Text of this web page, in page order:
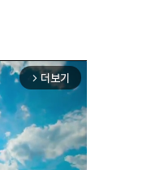
arrow_forward_ios 더보기